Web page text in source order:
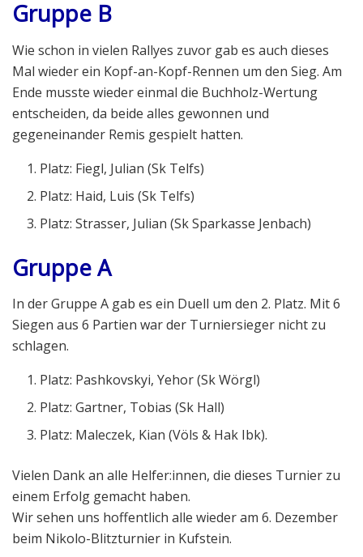
Gruppe B
Wie schon in vielen Rallyes zuvor gab es auch dieses
Mal wieder ein Kopf-an-Kopf-Rennen um den Sieg. Am
Ende musste wieder einmal die Buchholz-Wertung
entscheiden, da beide alles gewonnen und
gegeneinander Remis gespielt hatten.
Platz: Fiegl, Julian (Sk Telfs)
Platz: Haid, Luis (Sk Telfs)
Platz: Strasser, Julian (Sk Sparkasse Jenbach)
Gruppe A
In der Gruppe A gab es ein Duell um den 2. Platz. Mit 6
Siegen aus 6 Partien war der Turniersieger nicht zu
schlagen.
Platz: Pashkovskyi, Yehor (Sk Wörgl)
Platz: Gartner, Tobias (Sk Hall)
Platz: Maleczek, Kian (Völs & Hak Ibk).
Vielen Dank an alle Helfer:innen, die dieses Turnier zu
einem Erfolg gemacht haben.
Wir sehen uns hoffentlich alle wieder am 6. Dezember
beim Nikolo-Blitzturnier in Kufstein.